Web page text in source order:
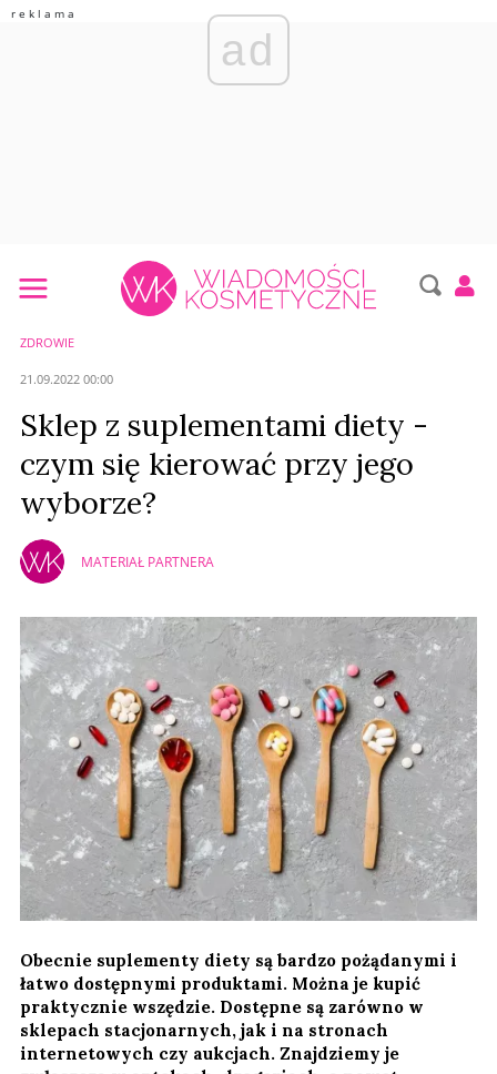
ad
ZDROWIE
21.09.2022 00:00
Sklep z suplementami diety -
czym się kierować przy jego
wyborze?
MATERIAŁ PARTNERA
Obecnie suplementy diety są bardzo pożądanymi i
łatwo dostępnymi produktami. Można je kupić
praktycznie wszędzie. Dostępne są zarówno w
sklepach stacjonarnych, jak i na stronach
internetowych czy aukcjach. Znajdziemy je